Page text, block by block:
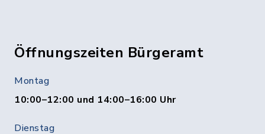
Öffnungszeiten Bürgeramt
Montag
10:00–12:00 und 14:00–16:00 Uhr
Dienstag